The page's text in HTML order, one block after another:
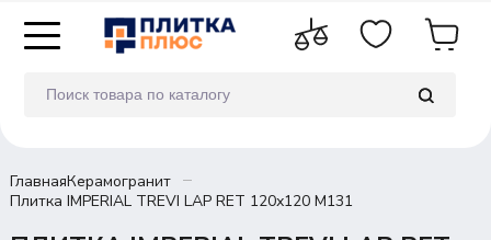
ГлавнаяКерамогранит
Плитка IMPERIAL TREVI LAP RET 120х120 M131